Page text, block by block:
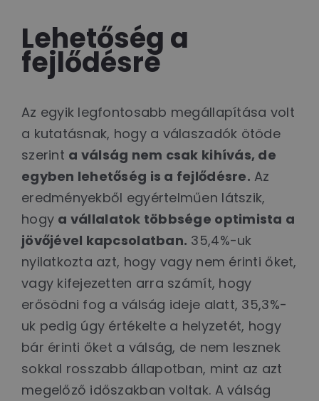
Lehetőség a
fejlődésre
Az egyik legfontosabb megállapítása volt
a kutatásnak, hogy a válaszadók ötöde
szerint a válság nem csak kihívás, de
egyben lehetőség is a fejlődésre. Az
eredményekből egyértelműen látszik,
hogy a vállalatok többsége optimista a
jövőjével kapcsolatban. 35,4%-uk
nyilatkozta azt, hogy vagy nem érinti őket,
vagy kifejezetten arra számít, hogy
erősödni fog a válság ideje alatt, 35,3%-
uk pedig úgy értékelte a helyzetét, hogy
bár érinti őket a válság, de nem lesznek
sokkal rosszabb állapotban, mint az azt
megelőző időszakban voltak. A válság